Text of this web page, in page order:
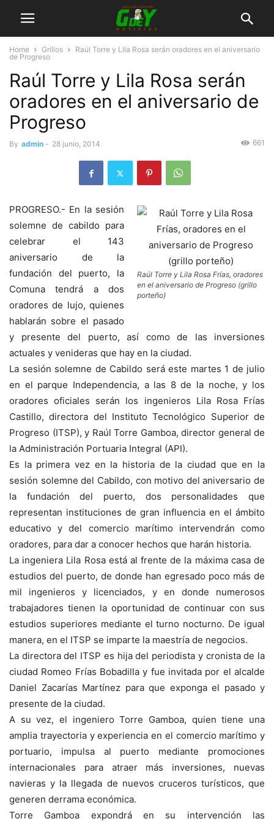
Home Grillos
Raúl Torre y Lila Rosa serán oradores en el aniversario
de Progreso
Raúl Torre y Lila Rosa serán
oradores en el aniversario de
Progreso
By admin - 28 junio, 2014 661
Raúl Torre y Lila Rosa Frías, oradores
en el aniversario de Progreso (grillo
porteño)
PROGRESO.- En la sesión
solemne de cabildo para
celebrar el 143
aniversario de la
fundación del puerto, la
Comuna tendrá a dos
oradores de lujo, quienes
hablarán sobre el pasado
y presente del puerto, así como de las inversiones
actuales y venideras que hay en la ciudad.
La sesión solemne de Cabildo será este martes 1 de julio
en el parque Independencia, a las 8 de la noche, y los
oradores oficiales serán los ingenieros Lila Rosa Frías
Castillo, directora del Instituto Tecnológico Superior de
Progreso (ITSP), y Raúl Torre Gamboa, director general de
la Administración Portuaria Integral (API).
Es la primera vez en la historia de la ciudad que en la
sesión solemne del Cabildo, con motivo del aniversario de
la fundación del puerto, dos personalidades que
representan instituciones de gran influencia en el ámbito
educativo y del comercio marítimo intervendrán como
oradores, para dar a conocer hechos que harán historia.
La ingeniera Lila Rosa está al frente de la máxima casa de
estudios del puerto, de donde han egresado poco más de
mil ingenieros y licenciados, y en donde numerosos
trabajadores tienen la oportunidad de continuar con sus
estudios superiores mediante el turno nocturno. De igual
manera, en el ITSP se imparte la maestría de negocios.
La directora del ITSP es hija del periodista y cronista de la
ciudad Romeo Frías Bobadilla y fue invitada por el alcalde
Daniel Zacarías Martínez para que exponga el pasado y
presente de la ciudad.
A su vez, el ingeniero Torre Gamboa, quien tiene una
amplia trayectoria y experiencia en el comercio marítimo y
portuario, impulsa al puerto mediante promociones
internacionales para atraer más inversiones, nuevas
navieras y la llegada de nuevos cruceros turísticos, que
generen derrama económica.
Torre Gamboa expondrá en su intervención las